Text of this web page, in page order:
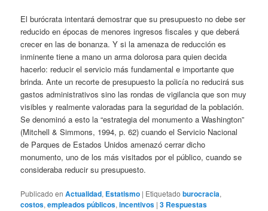
El burócrata intentará demostrar que su presupuesto no debe ser
reducido en épocas de menores ingresos fiscales y que deberá
crecer en las de bonanza. Y si la amenaza de reducción es
inminente tiene a mano un arma dolorosa para quien decida
hacerlo: reducir el servicio más fundamental e importante que
brinda. Ante un recorte de presupuesto la policía no reducirá sus
gastos administrativos sino las rondas de vigilancia que son muy
visibles y realmente valoradas para la seguridad de la población.
Se denominó a esto la “estrategia del monumento a Washington”
(Mitchell & Simmons, 1994, p. 62) cuando el Servicio Nacional
de Parques de Estados Unidos amenazó cerrar dicho
monumento, uno de los más visitados por el público, cuando se
consideraba reducir su presupuesto.
Publicado en Actualidad, Estatismo | Etiquetado burocracia,
costos,empleados públicos,incentivos |3 Respuestas